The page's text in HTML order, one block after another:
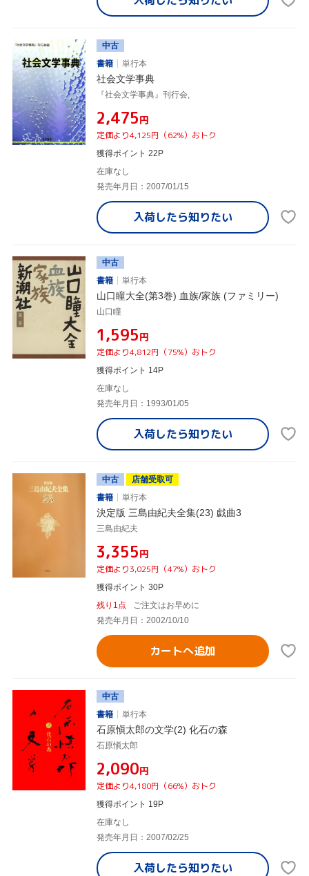
中古
書籍
単行本
社会文学事典
『社会文学事典』刊行会,
¥2,475円
定価より4,125円（62%）おトク
獲得ポイント 22P
在庫なし
発売年月日：2007/01/15
入荷したら知りたい
中古
書籍
単行本
山口瞳大全(第3巻) 血族/家族 (ファミリー)
山口瞳
¥1,595円
定価より4,812円（75%）おトク
獲得ポイント 14P
在庫なし
発売年月日：1993/01/05
入荷したら知りたい
中古
店舗受取可
書籍
単行本
決定版 三島由紀夫全集(23) 戯曲3
三島由紀夫
¥3,355円
定価より3,025円（47%）おトク
獲得ポイント 30P
残り1点
ご注文はお早めに
発売年月日：2002/10/10
カートへ追加
中古
書籍
単行本
石原愼太郎の文学(2) 化石の森
石原愼太郎
¥2,090円
定価より4,180円（66%）おトク
獲得ポイント 19P
在庫なし
発売年月日：2007/02/25
入荷したら知りたい